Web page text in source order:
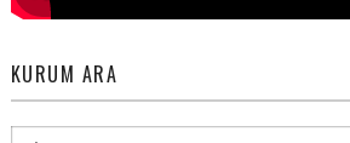
KURUM ARA